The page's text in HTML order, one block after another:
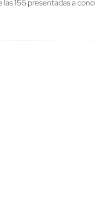
156 presentadas a